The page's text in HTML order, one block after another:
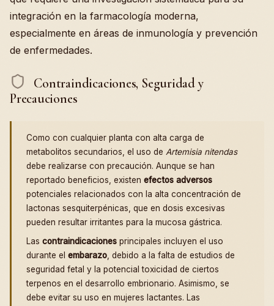
integración en la farmacología moderna,
especialmente en áreas de inmunología y prevención
de enfermedades.
Contraindicaciones, Seguridad y
Precauciones
Como con cualquier planta con alta carga de
metabolitos secundarios, el uso de Artemisia nitendas
debe realizarse con precaución. Aunque se han
reportado beneficios, existen efectos adversos
potenciales relacionados con la alta concentración de
lactonas sesquiterpénicas, que en dosis excesivas
pueden resultar irritantes para la mucosa gástrica.
Las contraindicaciones principales incluyen el uso
durante el embarazo, debido a la falta de estudios de
seguridad fetal y la potencial toxicidad de ciertos
terpenos en el desarrollo embrionario. Asimismo, se
debe evitar su uso en mujeres lactantes. Las